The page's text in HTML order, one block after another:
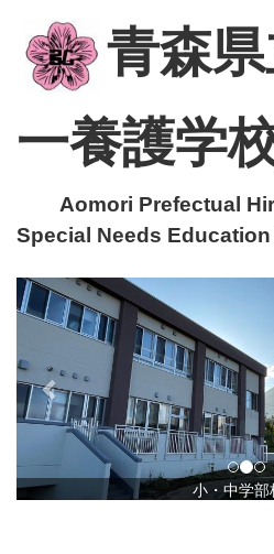
青森
一養護学
Aomori Prefectual
Special Needs Education
小・中学部
p
r
v
i
o
u
s